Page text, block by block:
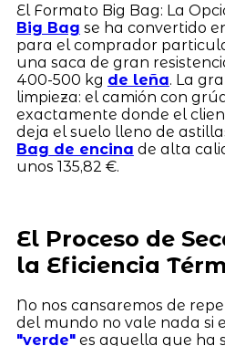
El Formato Big Bag: La
Big Bag se ha convertido
para el comprador
una saca de gran
400-500 kg de leña. La
limpieza: el camión con
exactamente donde el
deja el suelo lleno de
Bag de encina de alta
unos 135,82 €.
El Proceso de
la Eficiencia
No nos cansaremos de
del mundo no vale nada si
"verde"es aquella que ha